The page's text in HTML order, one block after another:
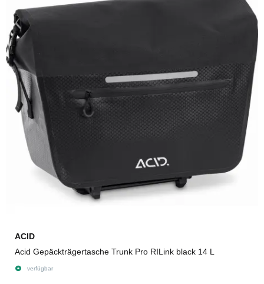
ACID
Acid Gepäckträgertasche Trunk Pro RILink black 14 L
verfügbar